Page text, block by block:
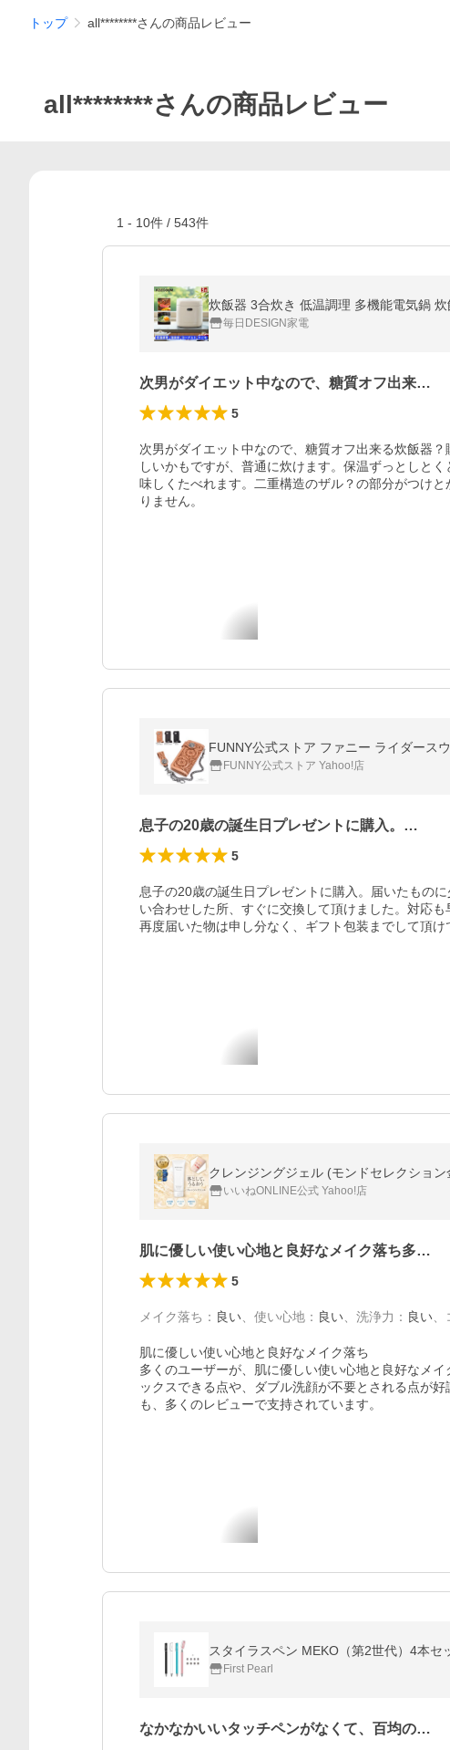
トップ all********さんの商品レビュー
all********さんの商品レビュー
1 - 10件 / 543件
炊飯器 3合炊き 低温調理 多機能電気鍋
毎日DESIGN家電
次男がダイエット中なので、糖質オフ出来…
5
次男がダイエット中なので、糖質オフ出来る炊飯器
しいかもですが、普通に炊けます。保温ずっとしと
味しくたべれます。二重構造のザル？の部分がつけ
りません。
FUNNY公式ストア ファニー ライダース
FUNNY公式ストア Yahoo!店
息子の20歳の誕生日プレゼントに購入。…
5
息子の20歳の誕生日プレゼントに購入。届いたもの
い合わせした所、すぐに交換して頂けました。対応
再度届いた物は申し分なく、ギフト包装までして頂
いいねONLINE公式 Yahoo!店
肌に優しい使い心地と良好なメイク落ち多…
5
メイク落ち ： 良い 使い心地 ： 良い 洗浄力 ： 良い
肌に優しい使い心地と良好なメイク落ち
多くのユーザーが、肌に優しい使い心地と良好なメ
ックスできる点や、ダブル洗顔が不要とされる点が
スタイラスペン MEKO（第2世代）4本
First Pearl
なかなかいいタッチペンがなくて、百均の…